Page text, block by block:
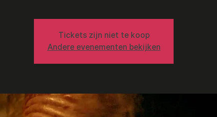
Tickets zijn niet te koop
Andere evenementen bekijken